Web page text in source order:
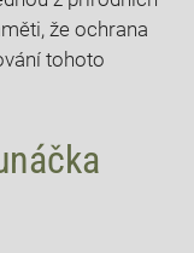
že ochrana
tohoto